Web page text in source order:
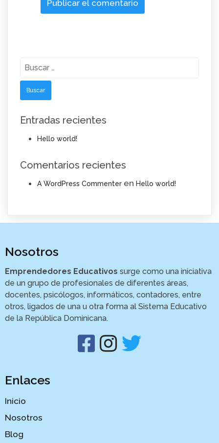
Buscar:
Entradas recientes
Hello world!
Comentarios recientes
A WordPress Commenteren Hello world!
Nosotros
Emprendedores Educativos surge como una iniciativa
de un grupo de profesionales de diferentes áreas,
docentes, psicólogos, informáticos, contadores, entre
otros, ligados de una u otra forma al Sistema Educativo
de la República Dominicana.
Enlaces
Inicio
Nosotros
Blog